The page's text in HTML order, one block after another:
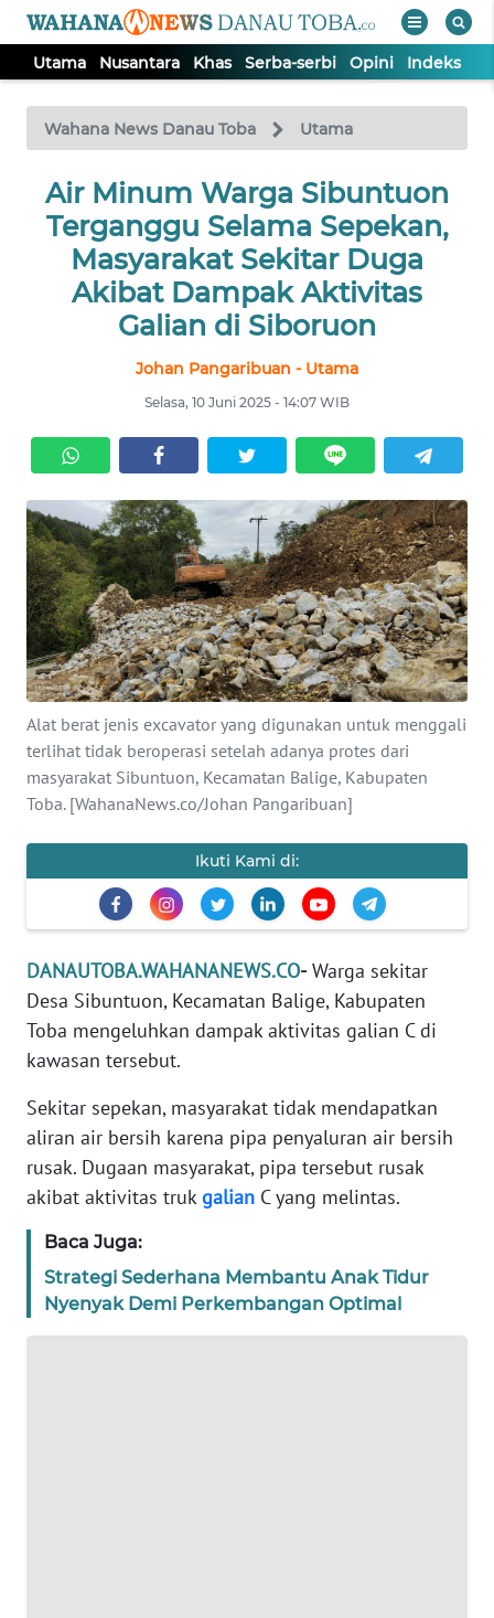
Utama Nusantara Khas Serba-serbi Opini Indeks
Wahana News Danau Toba Utama
Air Minum Warga Sibuntuon
Terganggu Selama Sepekan,
Masyarakat Sekitar Duga
Akibat Dampak Aktivitas
Galian di Siboruon
Johan Pangaribuan - Utama
Selasa, 10 Juni 2025 - 14:07 WIB
Alat berat jenis excavator yang digunakan untuk menggali
terlihat tidak beroperasi setelah adanya protes dari
masyarakat Sibuntuon, Kecamatan Balige, Kabupaten
Toba. [WahanaNews.co/Johan Pangaribuan]
Ikuti Kami di:
DANAUTOBA.WAHANANEWS.CO-Warga sekitar
Desa Sibuntuon, Kecamatan Balige, Kabupaten
Toba mengeluhkan dampak aktivitas galian C di
kawasan tersebut.
Sekitar sepekan, masyarakat tidak mendapatkan
aliran air bersih karena pipa penyaluran air bersih
rusak. Dugaan masyarakat, pipa tersebut rusak
akibat aktivitas trukgalian C yang melintas.
Baca Juga:
Strategi Sederhana Membantu Anak Tidur
Nyenyak Demi Perkembangan Optimal
TV
Tutup
UTAMA
NUSANTARA
OPINI
Informasi
INDEKS
BERITA
KONTAK
KAMI
INFO
IKLAN
TENTANG
PEDOMAN
REDAKSI
KARIR
DISCLAIMER
Wahana
News
WN
SUMUT